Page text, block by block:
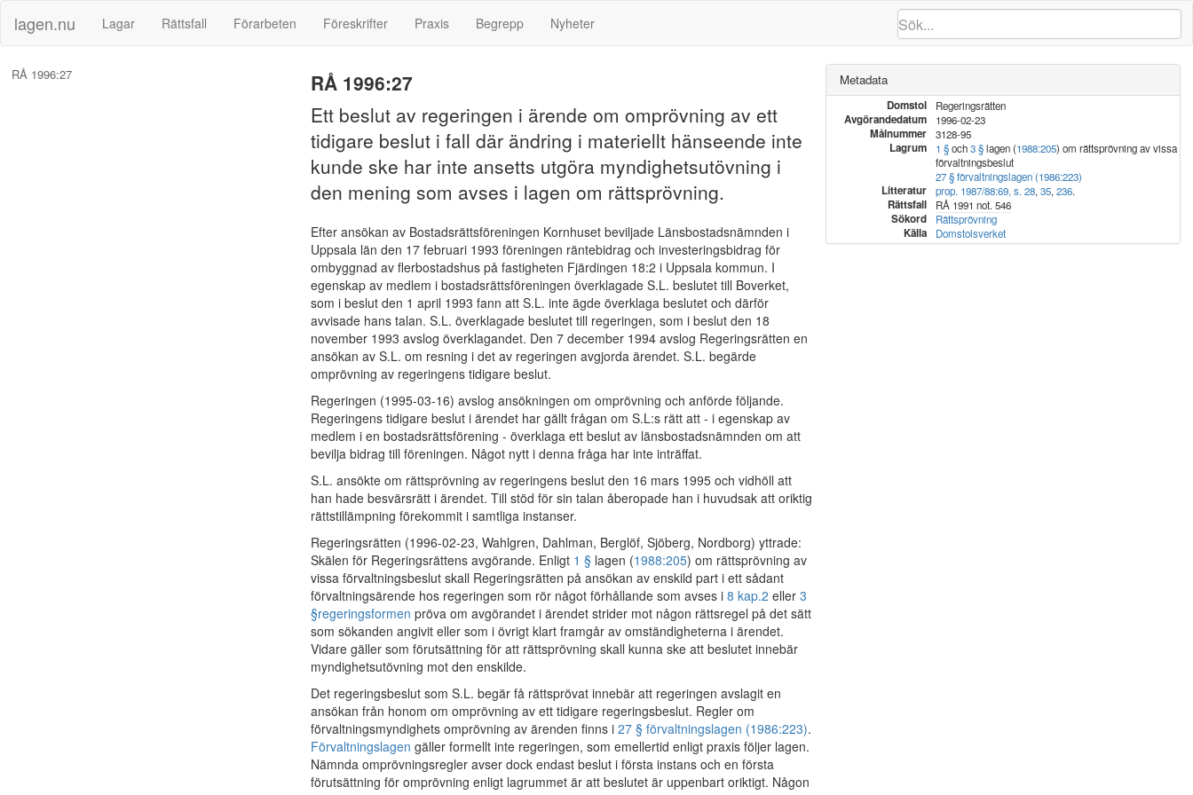
lagen.nu Lagar Rättsfall Förarbeten Föreskrifter Praxis Begrepp Nyheter
RÅ 1996:27
RÅ 1996:27
Ett beslut av regeringen i ärende om omprövning av ett
tidigare beslut i fall där ändring i materiellt hänseende inte
kunde ske har inte ansetts utgöra myndighetsutövning i
den mening som avses i lagen om rättsprövning.
Efter ansökan av Bostadsrättsföreningen Kornhuset beviljade Länsbostadsnämnden i
Uppsala län den 17 februari 1993 föreningen räntebidrag och investeringsbidrag för
ombyggnad av flerbostadshus på fastigheten Fjärdingen 18:2 i Uppsala kommun. I
egenskap av medlem i bostadsrättsföreningen överklagade S.L. beslutet till Boverket,
som i beslut den 1 april 1993 fann att S.L. inte ägde överklaga beslutet och därför
avvisade hans talan. S.L. överklagade beslutet till regeringen, som i beslut den 18
november 1993 avslog överklagandet. Den 7 december 1994 avslog Regeringsrätten en
ansökan av S.L. om resning i det av regeringen avgjorda ärendet. S.L. begärde
omprövning av regeringens tidigare beslut.
Regeringen (1995-03-16) avslog ansökningen om omprövning och anförde följande.
Regeringens tidigare beslut i ärendet har gällt frågan om S.L:s rätt att - i egenskap av
medlem i en bostadsrättsförening - överklaga ett beslut av länsbostadsnämnden om att
bevilja bidrag till föreningen. Något nytt i denna fråga har inte inträffat.
S.L. ansökte om rättsprövning av regeringens beslut den 16 mars 1995 och vidhöll att
han hade besvärsrätt i ärendet. Till stöd för sin talan åberopade han i huvudsak att oriktig
rättstillämpning förekommit i samtliga instanser.
Regeringsrätten (1996-02-23, Wahlgren, Dahlman, Berglöf, Sjöberg, Nordborg) yttrade:
Skälen för Regeringsrättens avgörande. Enligt 1 § lagen (1988:205) om rättsprövning av
vissa förvaltningsbeslut skall Regeringsrätten på ansökan av enskild part i ett sådant
förvaltningsärende hos regeringen som rör något förhållande som avses i 8 kap.2 eller 3
§regeringsformen pröva om avgörandet i ärendet strider mot någon rättsregel på det sätt
som sökanden angivit eller som i övrigt klart framgår av omständigheterna i ärendet.
Vidare gäller som förutsättning för att rättsprövning skall kunna ske att beslutet innebär
myndighetsutövning mot den enskilde.
Det regeringsbeslut som S.L. begär få rättsprövat innebär att regeringen avslagit en
ansökan från honom om omprövning av ett tidigare regeringsbeslut. Regler om
förvaltningsmyndighets omprövning av ärenden finns i 27 § förvaltningslagen (1986:223).
Förvaltningslagen gäller formellt inte regeringen, som emellertid enligt praxis följer lagen.
Nämnda omprövningsregler avser dock endast beslut i första instans och en första
förutsättning för omprövning enligt lagrummet är att beslutet är uppenbart oriktigt. Någon
Metadata
Domstol Regeringsrätten
Avgörandedatum 1996-02-23
Målnummer 3128-95
Lagrum 1 §och3 §lagen (1988:205) om rättsprövning av vissa
förvaltningsbeslut
27 § förvaltningslagen (1986:223)
Litteratur prop. 1987/88:69, s. 28, 35, 236.
Rättsfall RÅ 1991 not. 546
Sökord Rättsprövning
Källa Domstolsverket